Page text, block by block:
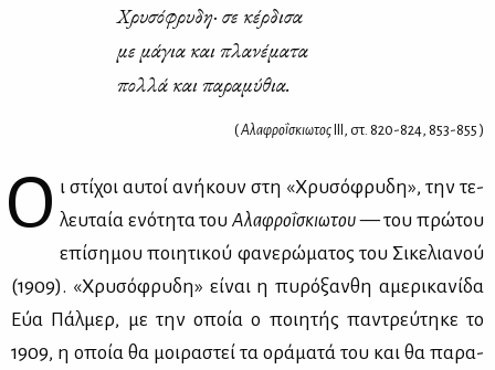
Χρυ­σό­φρυ­δη· σε κέρ­δι­σα
με μά­για και πλα­νέ­μα­τα
πολ­λά και πα­ρα­μύ­θια.
(Αλαφροΐσκιωτος ΙΙΙ, στ. 820-824, 853-855 )
Ο ι στί­χοι αυ­τοί ανή­κουν στη «Χρυ­σό­φρυ­δη», την τε­
λευ­ταία ενό­τη­τα του Αλα­φρο­ΐ­σκιω­του— του πρώ­του
επί­ση­μου ποι­η­τι­κού φα­νε­ρώ­μα­τος του Σι­κε­λια­νού
(1909). «Χρυ­σό­φρυ­δη» εί­ναι η πυ­ρό­ξαν­θη αμε­ρι­κα­νί­δα
Εύα Πάλ­μερ, με την οποία ο ποι­η­τής πα­ντρεύ­τη­κε το
1909, η οποία θα μοι­ρα­στεί τα ορά­μα­τά του και θα πα­ρα­